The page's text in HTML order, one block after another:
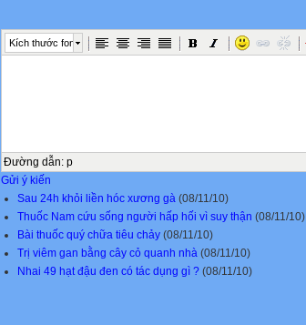
Kích thước font
Đường dẫn: p
Gửi ý kiến
Sau 24h khỏi liền hóc xương gà (08/11/10)
Thuốc Nam cứu sống người hấp hối vì suy thận (08/11/10)
Bài thuốc quý chữa tiêu chảy (08/11/10)
Trị viêm gan bằng cây cỏ quanh nhà (08/11/10)
Nhai 49 hạt đậu đen có tác dụng gì ? (08/11/10)